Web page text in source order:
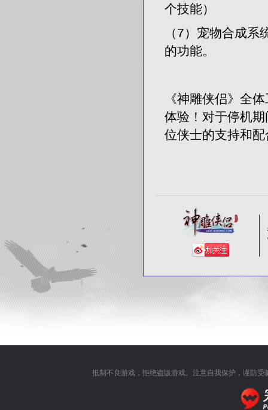
个技能）
（7）宠物合成
的功能。
《神雕侠侣》全
体验！对于停机
位侠士的支持和
抵制不良游戏，拒绝盗版游戏。注意自我保护，谨防受